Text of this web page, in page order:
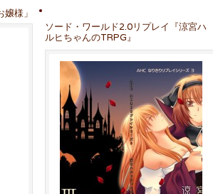
様」
ソード・ワールド2.0リプレイ『涼宮ハ
ルヒちゃんのTRPG』